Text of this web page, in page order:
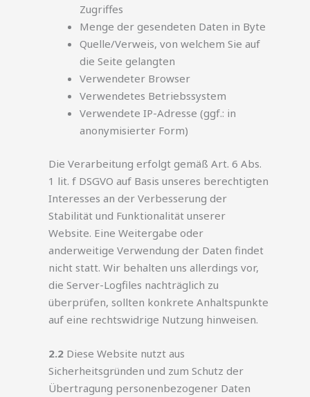
Zugriffes
Menge der gesendeten Daten in Byte
Quelle/Verweis, von welchem Sie auf
die Seite gelangten
Verwendeter Browser
Verwendetes Betriebssystem
Verwendete IP-Adresse (ggf.: in
anonymisierter Form)
Die Verarbeitung erfolgt gemäß Art. 6 Abs.
1 lit. f DSGVO auf Basis unseres berechtigten
Interesses an der Verbesserung der
Stabilität und Funktionalität unserer
Website. Eine Weitergabe oder
anderweitige Verwendung der Daten findet
nicht statt. Wir behalten uns allerdings vor,
die Server-Logfiles nachträglich zu
überprüfen, sollten konkrete Anhaltspunkte
auf eine rechtswidrige Nutzung hinweisen.
2.2 Diese Website nutzt aus
Sicherheitsgründen und zum Schutz der
Übertragung personenbezogener Daten